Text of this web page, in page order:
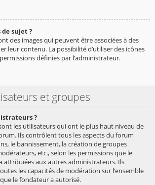
sujet ?
des images qui peuvent être associées à des
leur contenu. La possibilité d’utiliser des icônes
définies par l’administrateur.
et groupes
?
les utilisateurs qui ont le plus haut niveau de
Ils contrôlent tous les aspects du forum
le bannissement, la création de groupes
etc., selon les permissions que le
attribuées aux autres administrateurs. Ils
les capacités de modération sur l’ensemble
le fondateur a autorisé.